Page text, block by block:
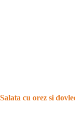
Salata cu orez si